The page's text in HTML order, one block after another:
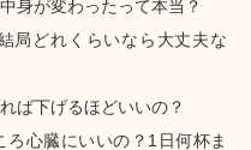
身が変わったって本当？
局どれくらいなら大丈夫な
ば下げるほどいいの？
心臓にいいの？1日何杯ま